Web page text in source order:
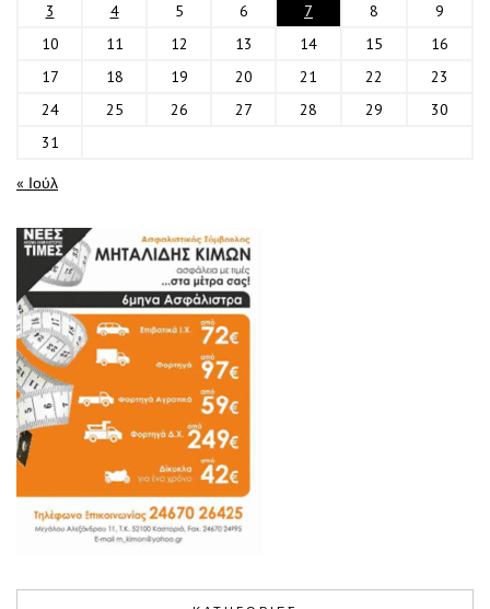
3
4 5 6 7 8
9
10
11 12 13 14 15
16
17
18 19 20 21 22
23
24
25 26 27 28 29
30
31
« Ιούλ